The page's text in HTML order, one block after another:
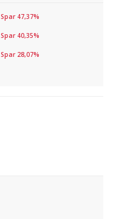
Spar 47,37%
Spar 40,35%
Spar 28,07%